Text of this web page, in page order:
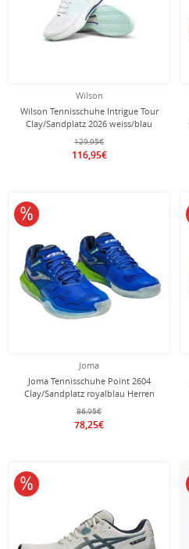
Wilson
Wilson Tennisschuhe Intrigue Tour
Clay/Sandplatz 2026 weiss/blau
Damen
129,95€
116,95€
Joma
Joma Tennisschuhe Point 2604
Clay/Sandplatz royalblau Herren
86,95€
78,25€
10% reduziert
10% reduziert